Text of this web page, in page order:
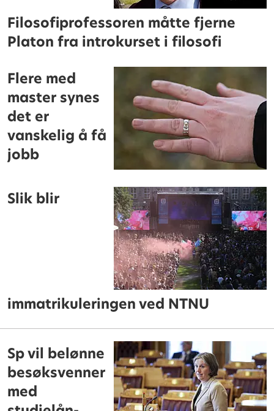
Filosofiprofessoren måtte fjerne
Platon fra introkurset i filosofi
Flere med
master synes
det er
vanskelig å få
jobb
Slik blir
immatrikuleringen ved NTNU
Sp vil belønne
besøksvenner
med